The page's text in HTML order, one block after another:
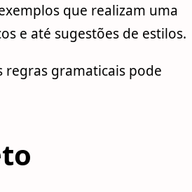
que realizam uma
e até sugestões de estilos.
gramaticais pode